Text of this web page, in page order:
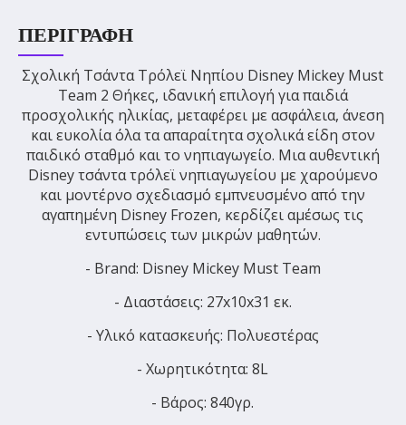
ΠΕΡΙΓΡΑΦΉ
Σχολική Τσάντα Τρόλεϊ Νηπίου Disney Mickey Must
Team 2 Θήκες, ιδανική επιλογή για παιδιά
προσχολικής ηλικίας, μεταφέρει με ασφάλεια, άνεση
και ευκολία όλα τα απαραίτητα σχολικά είδη στον
παιδικό σταθμό και το νηπιαγωγείο. Μια αυθεντική
Disney τσάντα τρόλεϊ νηπιαγωγείου με χαρούμενο
και μοντέρνο σχεδιασμό εμπνευσμένο από την
αγαπημένη Disney Frozen, κερδίζει αμέσως τις
εντυπώσεις των μικρών μαθητών.
- Brand: Disney Mickey Must Team
- Διαστάσεις: 27x10x31 εκ.
- Υλικό κατασκευής: Πολυεστέρας
- Χωρητικότητα: 8L
- Βάρος: 840γρ.